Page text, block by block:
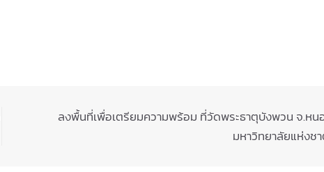
ลงพื้นที่เพื่อเตรียมความพร้อม ที่วัดพระธาตุบังพวน จ.หน
มหาวิทยาลัยแห่งช